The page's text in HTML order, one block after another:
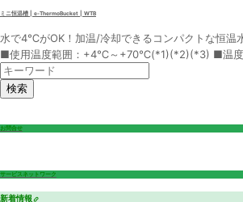
ミニ恒温槽 | e-ThermoBucket | WTB
水で4℃がOK！加温/冷却できるコンパクトな恒温
■使用温度範囲：+4℃～+70℃(*1)(*2)(*3) ■温
検索
お問合せ
サービスネットワーク
新着情報